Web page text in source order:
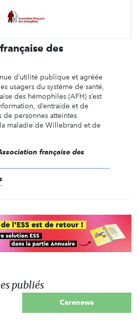
des
d’utilité publique et agréée
usagers du système de santé,
des hémophiles (AFH) s’est
d’entraide et de
de personnes atteintes
maladie de Willebrand et de
française des
publiés
Carenews